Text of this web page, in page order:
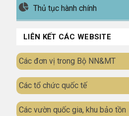
Thủ tục hành chính
LIÊN KẾT CÁC WEBSITE
Các đơn vị trong Bộ NN&MT
Các tổ chức quốc tế
Các vườn quốc gia, khu bảo tồn